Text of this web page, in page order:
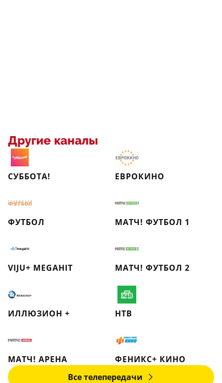
Другие каналы
СУББОТА! ЕВРОКИНО
ФУТБОЛ МАТЧ! ФУТБОЛ 1
VIJU+ MEGAHIT МАТЧ! ФУТБОЛ 2
ИЛЛЮЗИОН + НТВ
МАТЧ! АРЕНА
ФЕНИКС+ КИНО
Все телепередачи